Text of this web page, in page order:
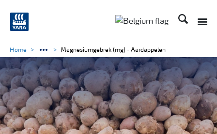
Zoek op
Home Magnesiumgebrek (mg) - Aardappelen